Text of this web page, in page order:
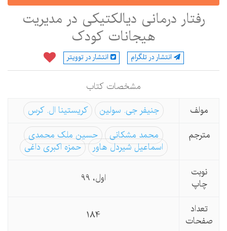
رفتار درمانی دیالکتیکی در مدیریت
هیجانات کودک
انتشار در تلگرام انتشار در توویتر
مشخصات كتاب
مولف
جنیفر جی. سولین
کریستینا ال. کرس
مترجم
محمد مشکانی
حسین ملک محمدی
اسماعیل شیردل هاور
حمزه اکبری داغی
نوبت
چاپ
اول، 99
تعداد
صفحات
184